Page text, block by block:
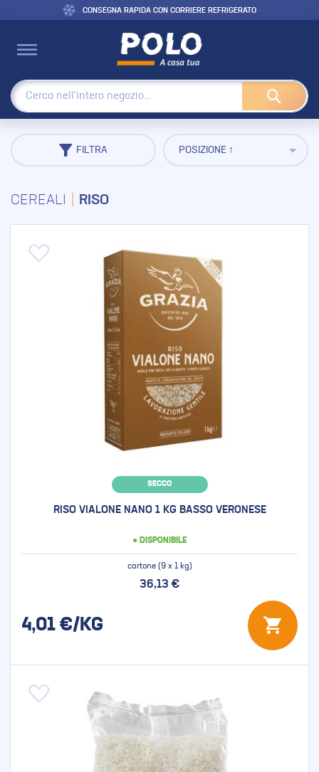
CONSEGNA RAPIDA CON CORRIERE REFRIGERATO
Cerca
CEREALI RISO
SECCO
RISO VIALONE NANO 1 KG BASSO VERONESE
● DISPONIBILE
cartone (9 x 1 kg)
36,13 €
4,01 €/KG
Aggiungi alla lista desideri
FILTRA